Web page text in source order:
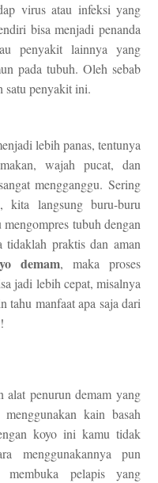
virus atau infeksi yang
bisa menjadi penanda
penyakit lainnya yang
pada tubuh. Oleh sebab
satu penyakit ini.
lebih panas, tentunya
wajah pucat, dan
mengganggu. Sering
langsung buru-buru
tubuh dengan
praktis dan aman
demam, maka proses
jadi lebih cepat, misalnya
tahu manfaat apa saja dari
alat penurun demam yang
kain basah
koyo ini kamu tidak
menggunakannya pun
pelapis yang